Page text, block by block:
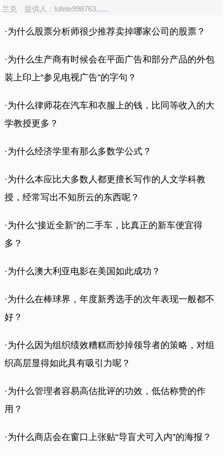
市场
兰克
提供人： lofete998763......
·为什么股票分析师很少推荐卖掉哪家公司的股票？
·为什么生产商有时候会在平面广告和部分产品的外包
装上印上“参见电视广告”的字句？
·为什么律师花在汽车和衣服上的钱，比同等收入的大
学教授更多？
·为什么经济学里有那么多数学公式？
·为什么本应比大多数人都更擅长写作的人文学科教
授，经常写出不知所云的东西呢？
·为什么“接近全新”的二手车，比真正的新车便宜得
多？
·为什么澳大利亚电影在美国如此成功？
·为什么在棒球界，年度新秀选手的次年表现一般都不
好？
·为什么因为组织绩效糟糕而炒掉领导者的策略，对组
织高层显得如此具有吸引力呢？
·为什么管理者容易高估批评的功效，低估称赞的作
用？
·为什么商店会在窗口上张贴“导盲犬可入内”的海报？